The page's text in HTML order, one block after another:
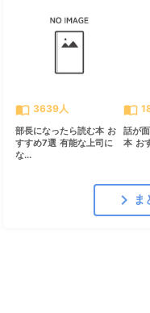
import_contacts 3639人
部長になったら読む本 お
すすめ7選 有能な上司に
な...
import_contacts
話が
本 お
chevron_right ま